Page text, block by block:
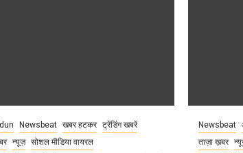
Newsbeat खबर हटकर ट्रेंडिंग खबरें
न्यूज़ सोशल मीडिया वायरल
Newsbeat
ताज़ा ख़बर